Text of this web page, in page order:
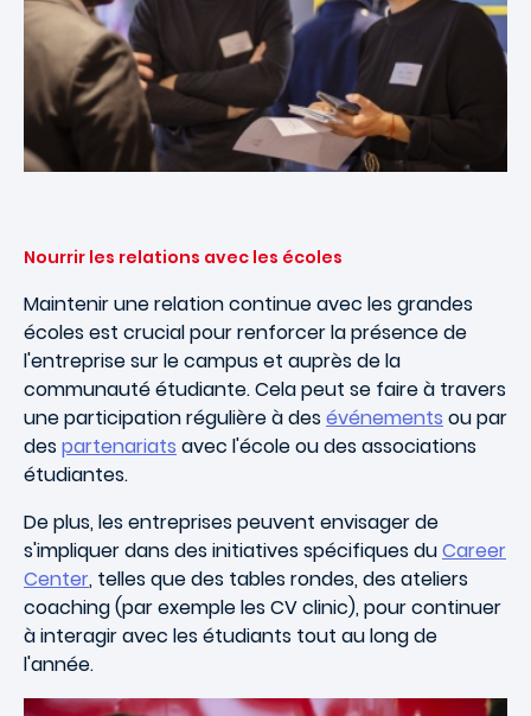
Nourrir les relations avec les écoles
Maintenir une relation continue avec les grandes
écoles est crucial pour renforcer la présence de
l'entreprise sur le campus et auprès de la
communauté étudiante. Cela peut se faire à travers
une participation régulière à desévénements ou par
despartenariats avec l'école ou des associations
étudiantes.
De plus, les entreprises peuvent envisager de
s'impliquer dans des initiatives spécifiques duCareer
Center, telles que des tables rondes, des ateliers
coaching (par exemple les CV clinic), pour continuer
à interagir avec les étudiants tout au long de
l'année.